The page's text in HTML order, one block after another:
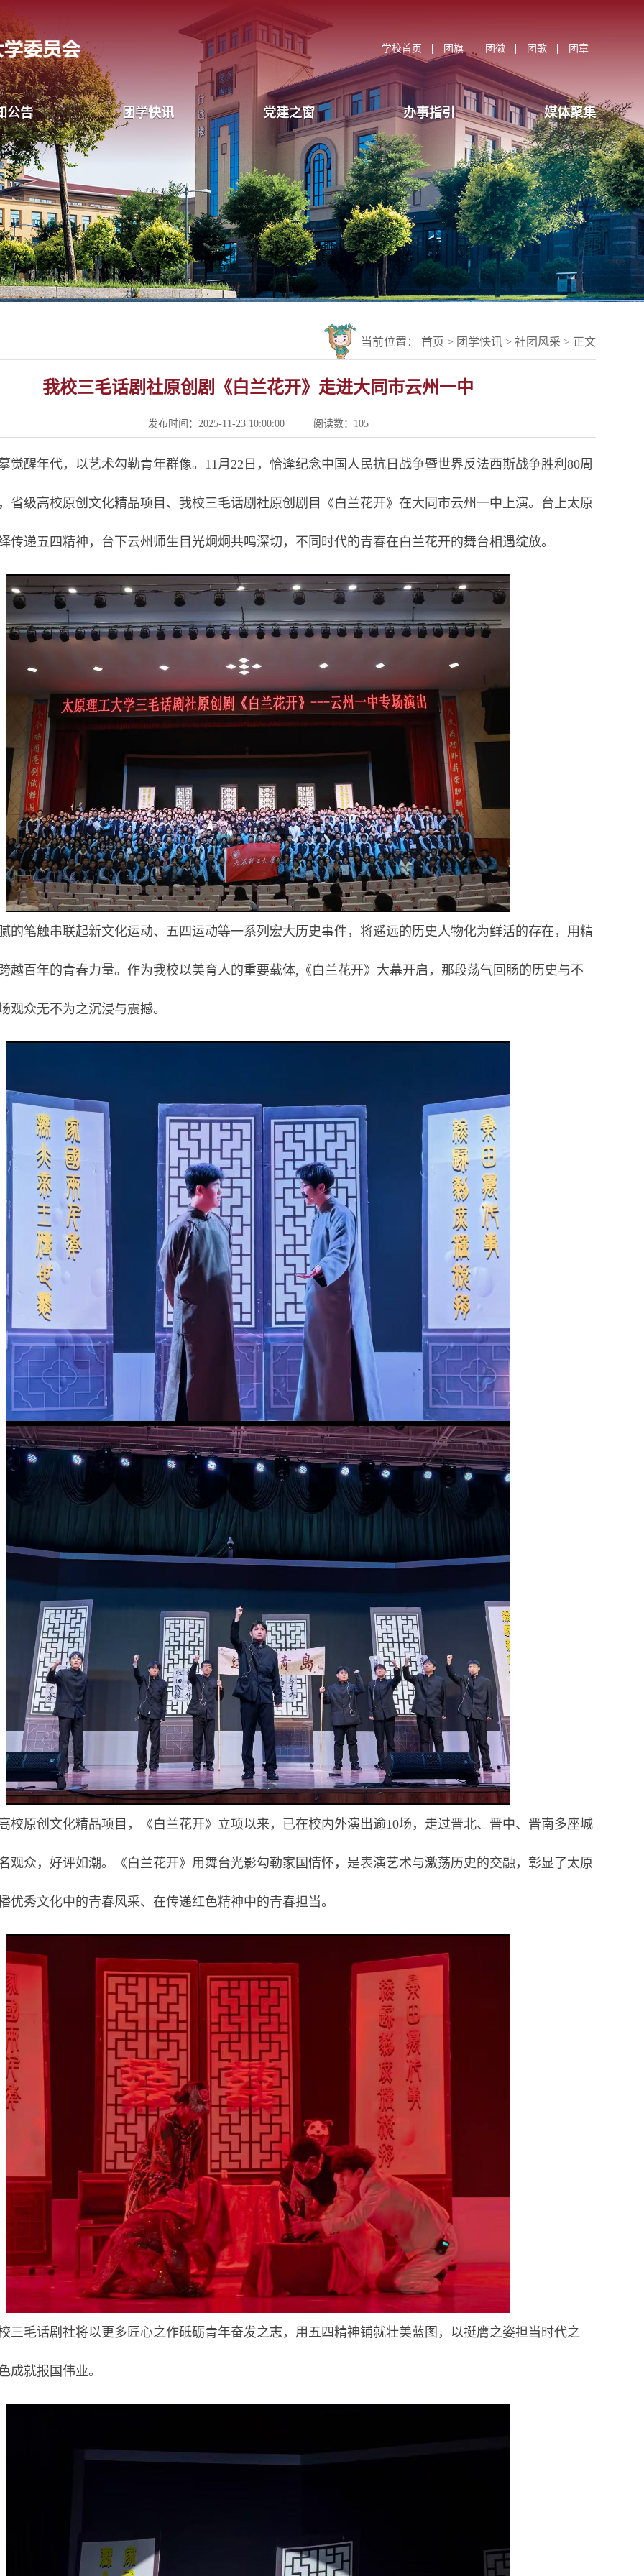
学校首页 团旗 团徽 团歌 团章
公告 团学快讯 党建之窗 办事指引 媒体聚集
当前位置： 首页 > 团学快讯> 社团风采 > 正文
我校三毛话剧社原创剧《白兰花开》走进大同市云州一中
发布时间：2025-11-23 10:00:00 阅读数： 105
觉醒年代，以艺术勾勒青年群像。11月22日，恰逢纪念中国人民抗日战争暨世界反法西斯战争胜利80周
省级高校原创文化精品项目、我校三毛话剧社原创剧目《白兰花开》在大同市云州一中上演。台上太原
传递五四精神，台下云州师生目光炯炯共鸣深切，不同时代的青春在白兰花开的舞台相遇绽放。
的笔触串联起新文化运动、五四运动等一系列宏大历史事件，将遥远的历史人物化为鲜活的存在，用精
越百年的青春力量。作为我校以美育人的重要载体,《白兰花开》大幕开启，那段荡气回肠的历史与不
观众无不为之沉浸与震撼。
校原创文化精品项目，《白兰花开》立项以来，已在校内外演出逾10场，走过晋北、晋中、晋南多座城
观众，好评如潮。《白兰花开》用舞台光影勾勒家国情怀，是表演艺术与激荡历史的交融，彰显了太原
优秀文化中的青春风采、在传递红色精神中的青春担当。
三毛话剧社将以更多匠心之作砥砺青年奋发之志，用五四精神铺就壮美蓝图，以挺膺之姿担当时代之
成就报国伟业。